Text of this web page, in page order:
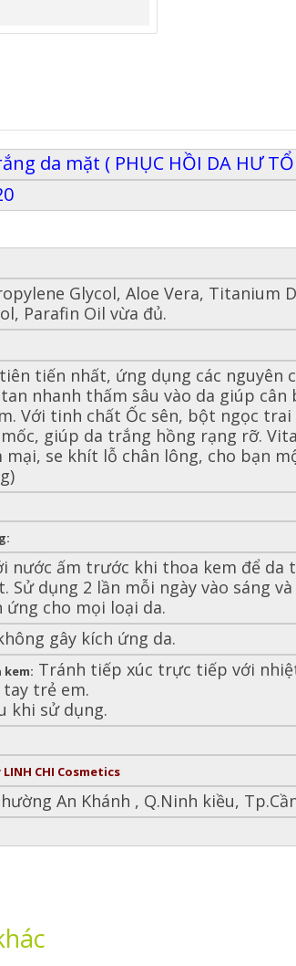
da mặt ( PHỤC HỒI DA HƯ
Glycol, Aloe Vera, Titanium
Parafin Oil vừa đủ.
tiến nhất, ứng dụng các nguyên
nhanh thấm sâu vào da giúp
Với tinh chất Ốc sên, bột ngọc
giúp da trắng hồng rạng rỡ.
mại, se khít lỗ chân lông, cho bạn
nước ấm trước khi thoa kem để da
Sử dụng 2 lần mỗi ngày vào sáng
ứng cho mọi loại da.
gây kích ứng da.
Tránh tiếp xúc trực tiếp với
trẻ em.
khi sử dụng.
CHI Cosmetics
An Khánh , Q.Ninh kiều,